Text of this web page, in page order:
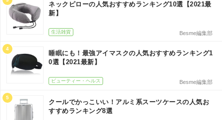
ネックピローの人気おすすめランキング10選【2021最
新】
生活雑貨 Besme編集部
4
睡眠にも！最強アイマスクの人気おすすめランキング1
0選【2021最新】
ビューティー・ヘルス Besme編集部
5
クールでかっこいい！アルミ系スーツケースの人気お
すすめランキング8選